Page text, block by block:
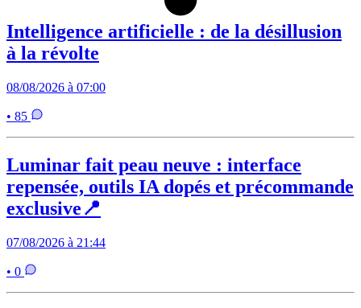
Intelligence artificielle : de la désillusion
à la révolte
08/08/2026 à 07:00
• 85
Luminar fait peau neuve : interface
repensée, outils IA dopés et précommande
exclusive📍
07/08/2026 à 21:44
• 0